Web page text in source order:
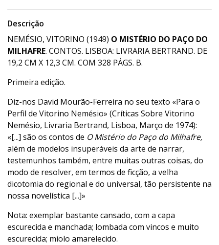
Descrição
NEMÉSIO, VITORINO (1949) O MISTÉRIO DO PAÇO DO
MILHAFRE. CONTOS. LISBOA: LIVRARIA BERTRAND. DE
19,2 CM X 12,3 CM. COM 328 PÁGS. B.
Primeira edição.
Diz-nos David Mourão-Ferreira no seu texto «Para o
Perfil de Vitorino Nemésio» (Críticas Sobre Vitorino
Nemésio, Livraria Bertrand, Lisboa, Março de 1974):
«[...] são os contos de O Mistério do Paço do Milhafre,
além de modelos insuperáveis da arte de narrar,
testemunhos também, entre muitas outras coisas, do
modo de resolver, em termos de ficção, a velha
dicotomia do regional e do universal, tão persistente na
nossa novelística [...]»
Nota: exemplar bastante cansado, com a capa
escurecida e manchada; lombada com vincos e muito
escurecida; miolo amarelecido.